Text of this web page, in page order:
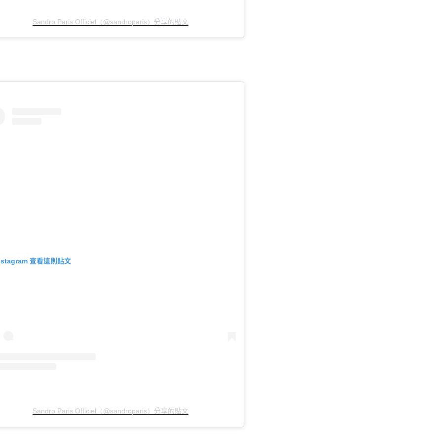
Sandro Paris Officiel（@sandroparis） 分享的貼文
查看這則貼文
Sandro Paris Officiel（@sandroparis） 分享的貼文